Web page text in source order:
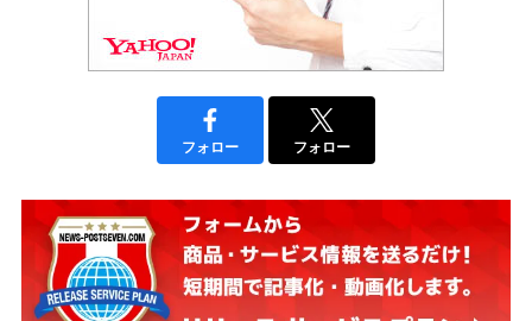
フォロー フォロー